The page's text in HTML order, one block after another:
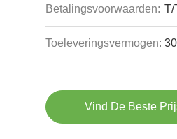
Betalingsvoorwaarden: T/
Toeleveringsvermogen:
Vind De Beste